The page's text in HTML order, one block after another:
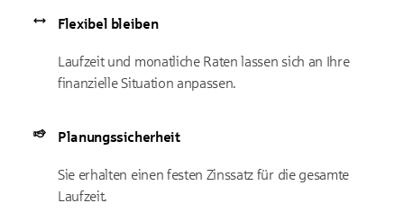
Flexibel bleiben
Laufzeit und monatliche Raten lassen sich an Ihre
finanzielle Situation anpassen.
Planungssicherheit
Sie erhalten einen festen Zinssatz für die gesamte
Laufzeit.